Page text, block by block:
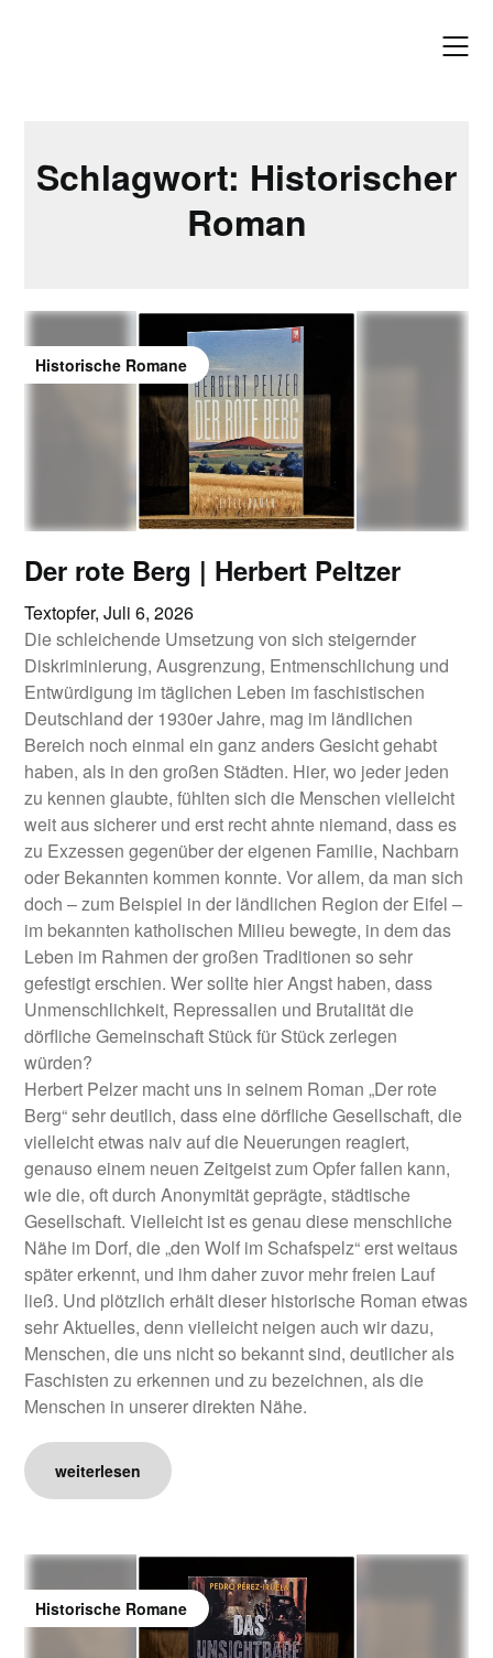
Schlagwort: Historischer
Roman
Historische Romane
Der rote Berg | Herbert Peltzer
Textopfer,Juli 6, 2026
Die schleichende Umsetzung von sich steigernder
Diskriminierung, Ausgrenzung, Entmenschlichung und
Entwürdigung im täglichen Leben im faschistischen
Deutschland der 1930er Jahre, mag im ländlichen
Bereich noch einmal ein ganz anders Gesicht gehabt
haben, als in den großen Städten. Hier, wo jeder jeden
zu kennen glaubte, fühlten sich die Menschen vielleicht
weit aus sicherer und erst recht ahnte niemand, dass es
zu Exzessen gegenüber der eigenen Familie, Nachbarn
oder Bekannten kommen konnte. Vor allem, da man sich
doch – zum Beispiel in der ländlichen Region der Eifel –
im bekannten katholischen Milieu bewegte, in dem das
Leben im Rahmen der großen Traditionen so sehr
gefestigt erschien. Wer sollte hier Angst haben, dass
Unmenschlichkeit, Repressalien und Brutalität die
dörfliche Gemeinschaft Stück für Stück zerlegen
würden?
Herbert Pelzer macht uns in seinem Roman „Der rote
Berg“ sehr deutlich, dass eine dörfliche Gesellschaft, die
vielleicht etwas naiv auf die Neuerungen reagiert,
genauso einem neuen Zeitgeist zum Opfer fallen kann,
wie die, oft durch Anonymität geprägte, städtische
Gesellschaft. Vielleicht ist es genau diese menschliche
Nähe im Dorf, die „den Wolf im Schafspelz“ erst weitaus
später erkennt, und ihm daher zuvor mehr freien Lauf
ließ. Und plötzlich erhält dieser historische Roman etwas
sehr Aktuelles, denn vielleicht neigen auch wir dazu,
Menschen, die uns nicht so bekannt sind, deutlicher als
Faschisten zu erkennen und zu bezeichnen, als die
Menschen in unserer direkten Nähe.
weiterlesen
Historische Romane